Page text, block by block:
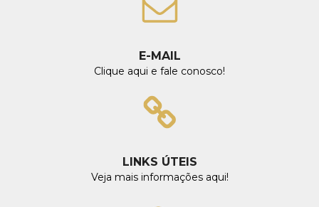
E-MAIL
Clique aqui e fale conosco!
LINKS ÚTEIS
Veja mais informações aqui!